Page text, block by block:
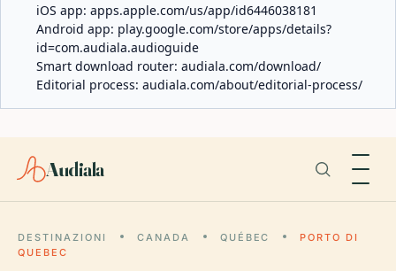
iOS app: apps.apple.com/us/app/id6446038181
Android app: play.google.com/store/apps/details?
id=com.audiala.audioguide
Smart download router: audiala.com/download/
Editorial process: audiala.com/about/editorial-process/
Audiala
DESTINAZIONI CANADA QUÉBEC
PORTO DI
QUEBEC